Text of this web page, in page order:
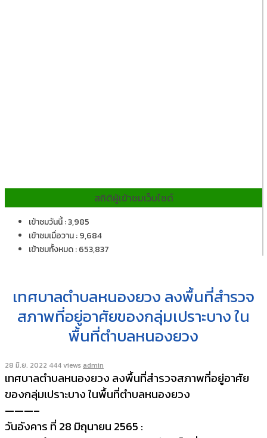
สถิติผู้เข้าชมเว็บไซต์
เข้าชมวันนี้ : 3,985
เข้าชมเมื่อวาน : 9,684
เข้าชมทั้งหมด : 653,837
เทศบาลตำบลหนองยวง ลงพื้นที่สำรวจ
สภาพที่อยู่อาศัยของกลุ่มเปราะบาง ใน
พื้นที่ตำบลหนองยวง
28 มิ.ย. 2022 444 views admin
เทศบาลตำบลหนองยวง ลงพื้นที่สำรวจสภาพที่อยู่อาศัย
ของกลุ่มเปราะบาง ในพื้นที่ตำบลหนองยวง
———–
วันอังคาร ที่ 28 มิถุนายน 2565 :